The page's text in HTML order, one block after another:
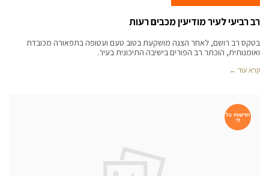
רב רביעי לעיר מודיעין מכבים רעות
בטקס רב רושם, לאחר הצגה מושקעת בטוב טעם ועטופה בתפאורה מכובדת
ואומנותית, הוכתר רב הפורים בישיבה התיכונית בעיר.
קרא עוד ←
חדשות כל
לי